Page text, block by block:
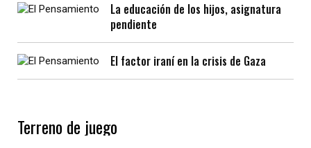
La educación de los hijos, asignatura
pendiente
El factor iraní en la crisis de Gaza
Terreno de juego